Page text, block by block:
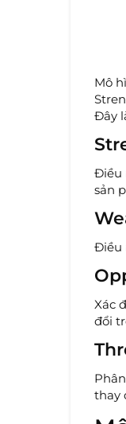
Mô
Đây
Điều
sản
Điều
Xác
đổi
thay